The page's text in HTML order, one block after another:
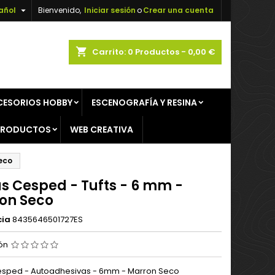
Bienvenido, Iniciar sesiónoCrear una cuenta

shopping_cart Carrito: 0 Productos - 0,00 €
HOBBY ESCENOGRAFÍA Y RESINA
WEB CREATIVA
Cesped - Tufts - 6 mm -
Seco
8435646501727ES
- Autoadhesivas - 6mm - Marron Seco